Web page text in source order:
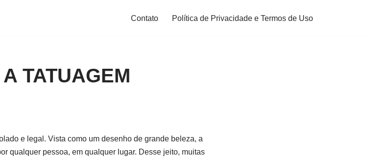
Contato Política de Privacidade e Termos de Uso
TATUAGEM
e legal. Vista como um desenho de grande beleza, a
qualquer pessoa, em qualquer lugar. Desse jeito, muitas